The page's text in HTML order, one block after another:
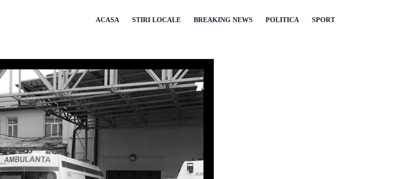
ACASA STIRI LOCALE BREAKING NEWS POLITICA SPORT